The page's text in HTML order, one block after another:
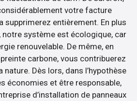
votre facture
supprimerez entièrement. En plus
notre système est écologique, car
renouvelable. De même, en
carbone, vous contribuerez
nature. Dès lors, dans l’hypothèse
économies et être responsable,
d’installation de panneaux